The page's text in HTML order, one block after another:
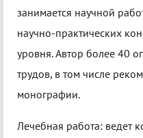
занимается научной
научно-практических
уровня. Автор более 40
трудов, в том числе
монографии.
Лечебная работа: ведет